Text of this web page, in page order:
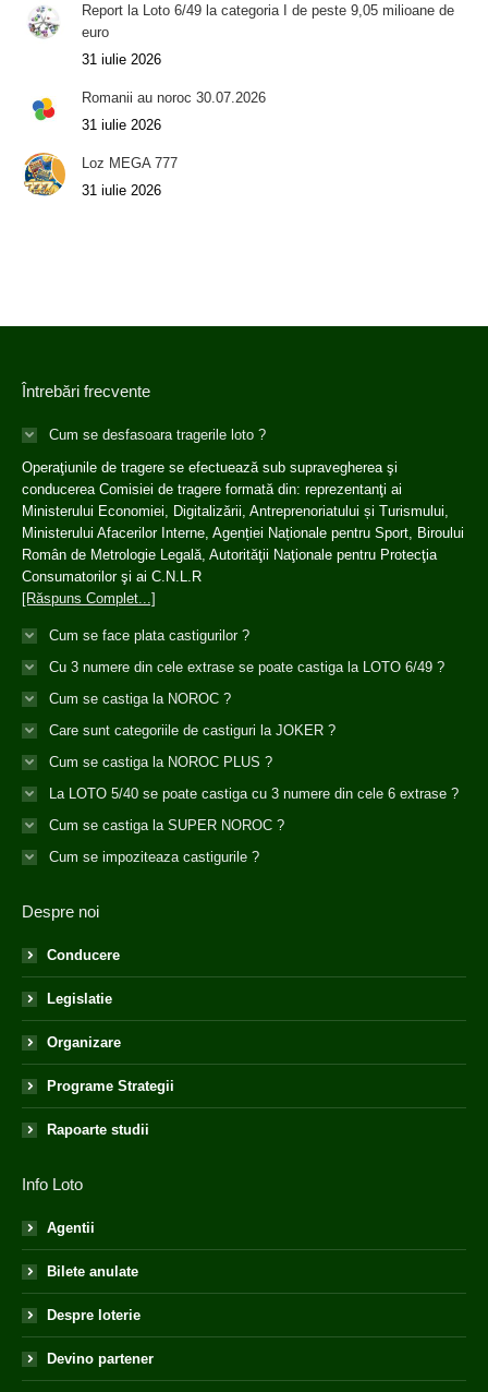
Report la Loto 6/49 la categoria I de peste 9,05 milioane de
euro
31 iulie 2026
Romanii au noroc 30.07.2026
31 iulie 2026
Loz MEGA 777
31 iulie 2026
Întrebări frecvente
Cum se desfasoara tragerile loto ?
Operaţiunile de tragere se efectuează sub supravegherea şi
conducerea Comisiei de tragere formată din: reprezentanţi ai
Ministerului Economiei, Digitalizării, Antreprenoriatului și Turismului,
Ministerului Afacerilor Interne, Agenției Naționale pentru Sport, Biroului
Român de Metrologie Legală, Autorităţii Naţionale pentru Protecţia
Consumatorilor şi ai C.N.L.R
[Răspuns Complet...]
Cum se face plata castigurilor ?
Cu 3 numere din cele extrase se poate castiga la LOTO 6/49 ?
Cum se castiga la NOROC ?
Care sunt categoriile de castiguri la JOKER ?
Cum se castiga la NOROC PLUS ?
La LOTO 5/40 se poate castiga cu 3 numere din cele 6 extrase ?
Cum se castiga la SUPER NOROC ?
Cum se impoziteaza castigurile ?
Despre noi
Conducere
Legislatie
Organizare
Programe Strategii
Rapoarte studii
Info Loto
Agentii
Bilete anulate
Despre loterie
Devino partener